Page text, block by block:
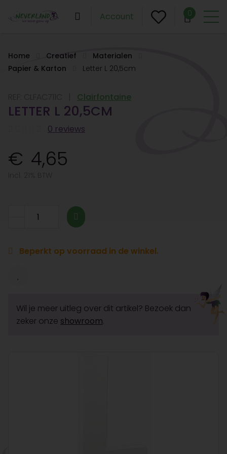
Account 0
Home Creatief
Materialen
Papier & Karton
Letter L 20,5cm
Clairfontaine
LETTER L 20,5CM
0 reviews
4,65
Beperkt op voorraad in de winkel.
Wil je meer uitleg over dit artikel? Bezoek dan
zeker onze showroom.